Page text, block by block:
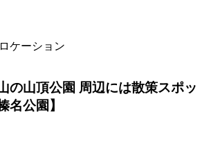
ケーション
の山頂公園 周辺には散策スポッ
名公園】